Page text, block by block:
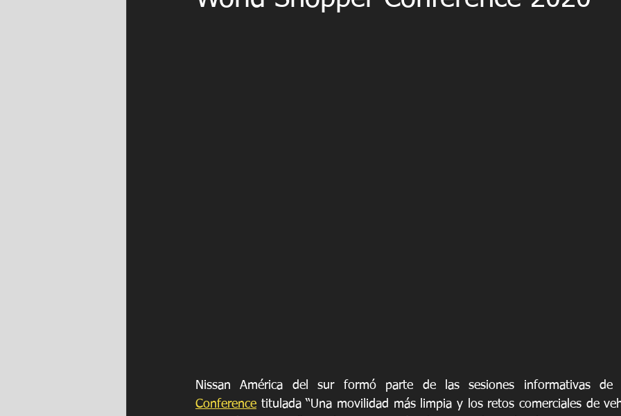
Nissan América del sur formó parte de las sesiones informativas de
Conference titulada “Una movilidad más limpia y los retos comerciales de